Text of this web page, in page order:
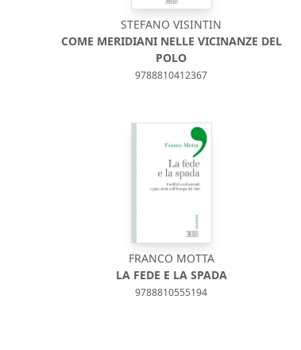
STEFANO VISINTIN
COME MERIDIANI NELLE VICINANZE DEL
POLO
9788810412367
FRANCO MOTTA
LA FEDE E LA SPADA
9788810555194